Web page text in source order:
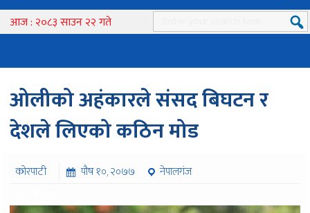
आज : २०८३ साउन २२ गते
ओलीको अहंकारले संसद बिघटन र
देशले लिएको कठिन मोड
कोरपाटी पौष १०, २०७७
नेपालगंज